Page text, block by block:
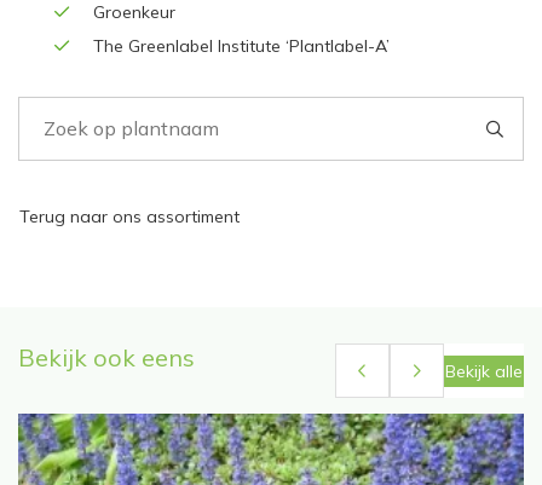
Groenkeur
The Greenlabel Institute ‘Plantlabel-A’
Terug naar ons assortiment
Bekijk ook eens Bekijk alle